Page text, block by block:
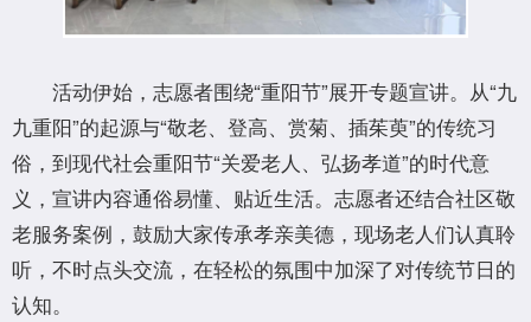
活动伊始，志愿者围绕“重阳节”展开专题宣讲。从“九
九重阳”的起源与“敬老、登高、赏菊、插茱萸”的传统习
俗，到现代社会重阳节“关爱老人、弘扬孝道”的时代意
义，宣讲内容通俗易懂、贴近生活。志愿者还结合社区敬
老服务案例，鼓励大家传承孝亲美德，现场老人们认真聆
听，不时点头交流，在轻松的氛围中加深了对传统节日的
认知。